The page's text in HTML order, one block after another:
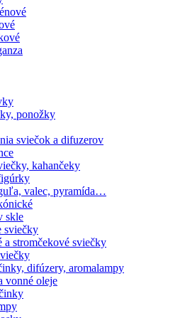
ponožky
sviečok a difuzerov
kahančeky
valec, pyramída…
skle
sviečky
a stromčekové sviečky
difúzery, aromalampy
vonné oleje